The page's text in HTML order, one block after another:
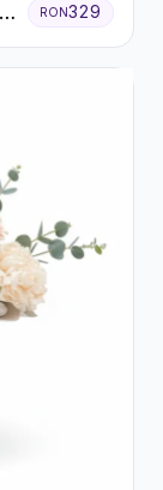
RON329